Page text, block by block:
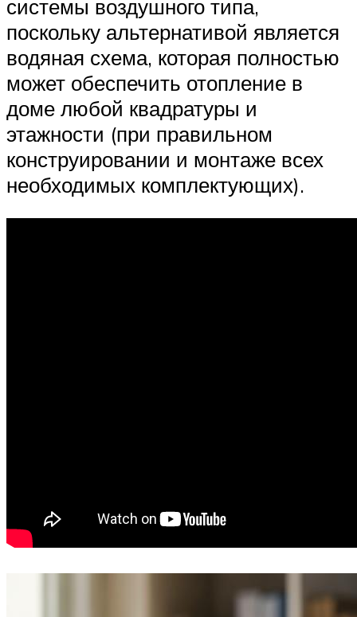
системы воздушного типа,
поскольку альтернативой является
водяная схема, которая полностью
может обеспечить отопление в
доме любой квадратуры и
этажности (при правильном
конструировании и монтаже всех
необходимых комплектующих).